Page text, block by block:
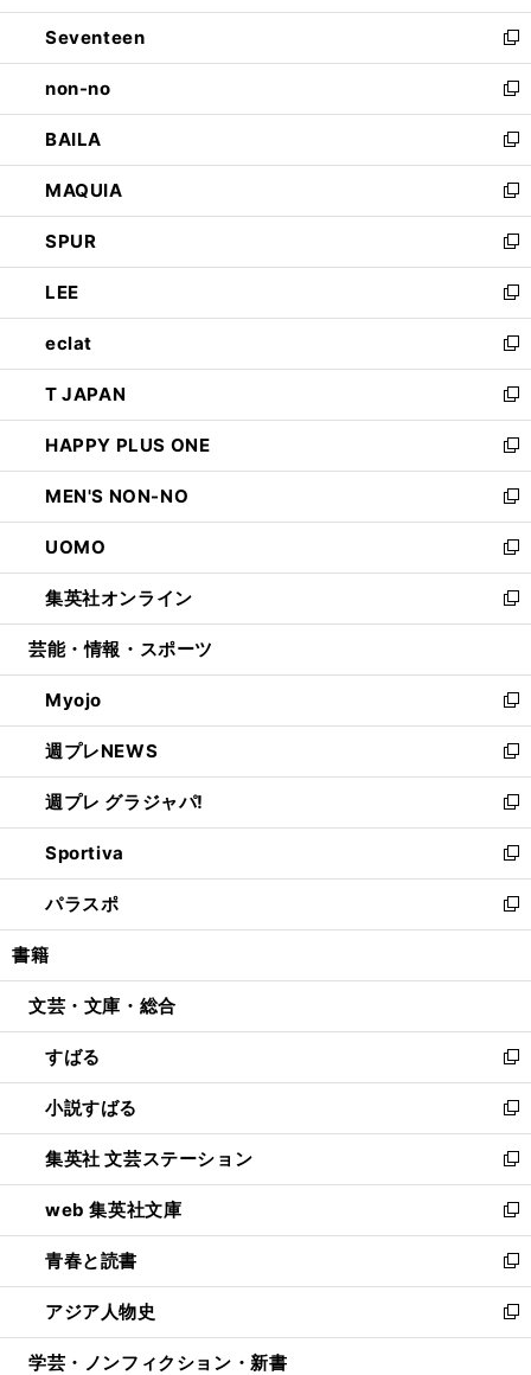
開
く
ウ
で
開
く
ン
ド
ウ
で
開
く
Seventeen
新
し
い
ウ
ィ
ン
ド
ウ
で
開
く
non-no
新
し
い
ウ
ィ
ン
ド
ウ
で
開
く
BAILA
新
し
い
ウ
ィ
ン
ド
ウ
で
開
く
MAQUIA
新
し
い
ウ
ィ
ン
ド
ウ
で
開
く
SPUR
新
し
い
ウ
ィ
ン
ド
ウ
で
開
く
LEE
新
し
い
ウ
ィ
ン
ド
ウ
で
開
く
eclat
新
し
い
ウ
ィ
ン
ド
ウ
で
開
く
T JAPAN
新
し
い
ウ
ィ
ン
ド
ウ
で
開
HAPPY PLUS ONE
新
し
い
ウ
ィ
ン
ド
ウ
開
く
MEN'S NON-NO
新
し
い
ウ
ィ
ン
ウ
で
開
く
UOMO
新
し
い
ウ
ン
ド
ウ
で
開
く
集英社オンライン
新
し
ウ
ィ
ン
ド
ウ
で
開
く
芸能・情報・スポーツ
Myojo
新
し
い
ウ
ィ
ン
ド
ウ
で
開
週プレNEWS
新
し
い
ウ
ィ
ン
ド
ウ
開
週プレ グラジャパ!
新
し
い
ウ
ィ
ン
ウ
開
く
Sportiva
新
し
い
ウ
ン
ウ
で
開
く
パラスポ
新
し
ウ
ン
ド
ウ
で
開
く
書籍
文芸・文庫・総合
すばる
新
し
い
ウ
ィ
ン
ド
ウ
で
開
く
小説すばる
新
し
い
ウ
ィ
ン
ド
ウ
で
開
集英社 文芸ステーション
新
し
い
ウ
ィ
ン
ド
ウ
web 集英社文庫
新
し
い
ウ
ィ
ン
青春と読書
新
し
い
ウ
アジア人物史
新
し
学芸・ノンフィクション・新書